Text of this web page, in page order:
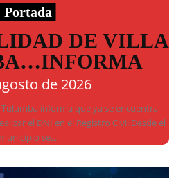
Portada
DE VILLA
de 2026
informa que ya se encuentra
el DNI en el Registro Civil.Desde el
municipio se...